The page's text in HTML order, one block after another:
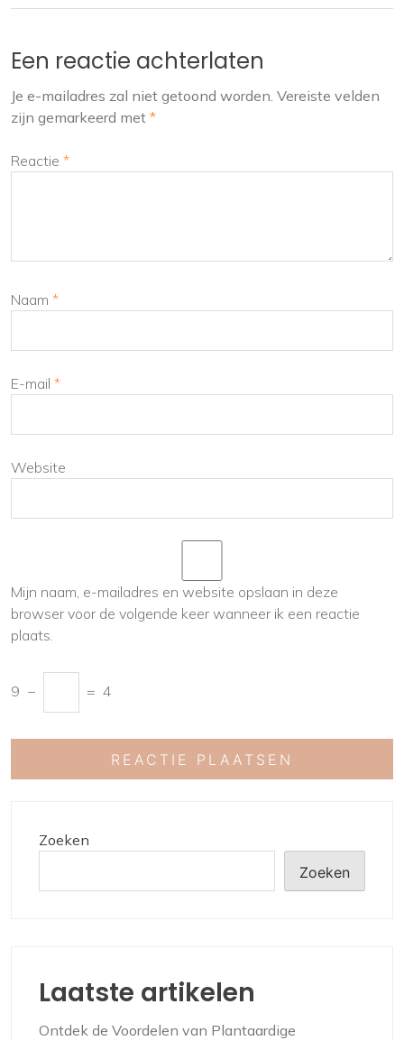
Een reactie achterlaten
Je e-mailadres zal niet getoond worden. Vereiste velden
zijn gemarkeerd met *
Reactie *
Naam *
E-mail *
Website
Mijn naam, e-mailadres en website opslaan in deze
browser voor de volgende keer wanneer ik een reactie
plaats.
9 − = 4
Zoeken
Zoeken
Laatste artikelen
Ontdek de Voordelen van Plantaardige